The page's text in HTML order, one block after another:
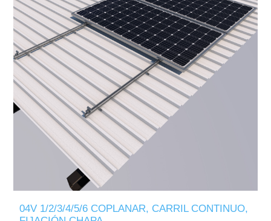
04V 1/2/3/4/5/6 COPLANAR, CARRIL CONTINUO,